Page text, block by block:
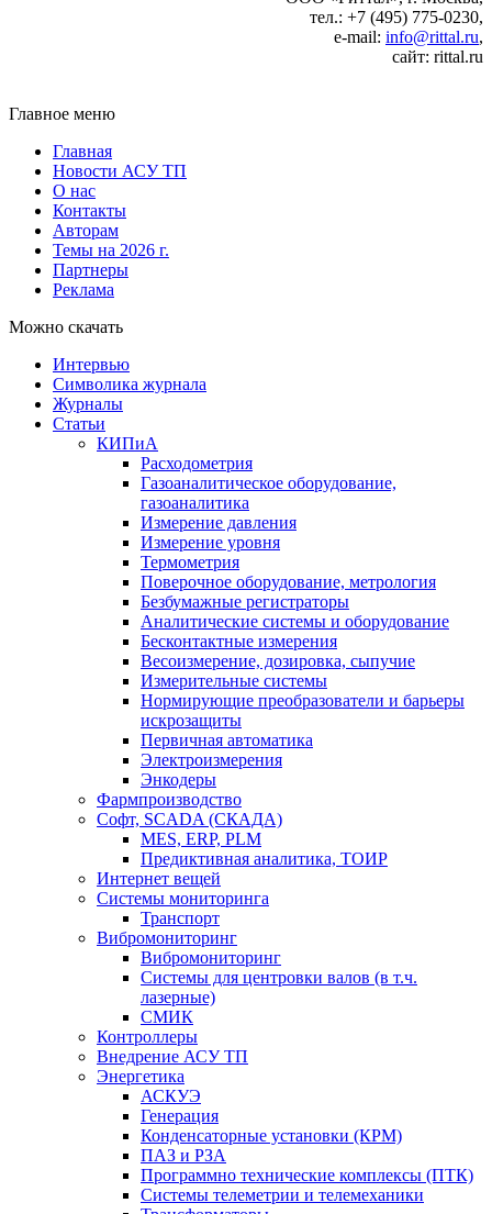
тел.: +7 (495) 775‑0230,
e‑mail: info@rittal.ru,
сайт: rittal.ru
Главное меню
Главная
Новости АСУ ТП
О нас
Контакты
Авторам
Темы на 2026 г.
Партнеры
Реклама
Можно скачать
Интервью
Символика журнала
Журналы
Статьи
КИПиА
Расходометрия
Газоаналитическое оборудование,
газоаналитика
Измерение давления
Измерение уровня
Термометрия
Поверочное оборудование, метрология
Безбумажные регистраторы
Аналитические системы и оборудование
Бесконтактные измерения
Весоизмерение, дозировка, сыпучие
Измерительные системы
Нормирующие преобразователи и барьеры
искрозащиты
Первичная автоматика
Электроизмерения
Энкодеры
Фармпроизводство
Софт, SCADA (СКАДА)
MES, ERP, PLM
Предиктивная аналитика, ТОИР
Интернет вещей
Системы мониторинга
Транспорт
Вибромониторинг
Вибромониторинг
Системы для центровки валов (в т.ч.
лазерные)
СМИК
Контроллеры
Внедрение АСУ ТП
Энергетика
АСКУЭ
Генерация
Конденсаторные установки (КРМ)
ПАЗ и РЗА
Программно технические комплексы (ПТК)
Системы телеметрии и телемеханики